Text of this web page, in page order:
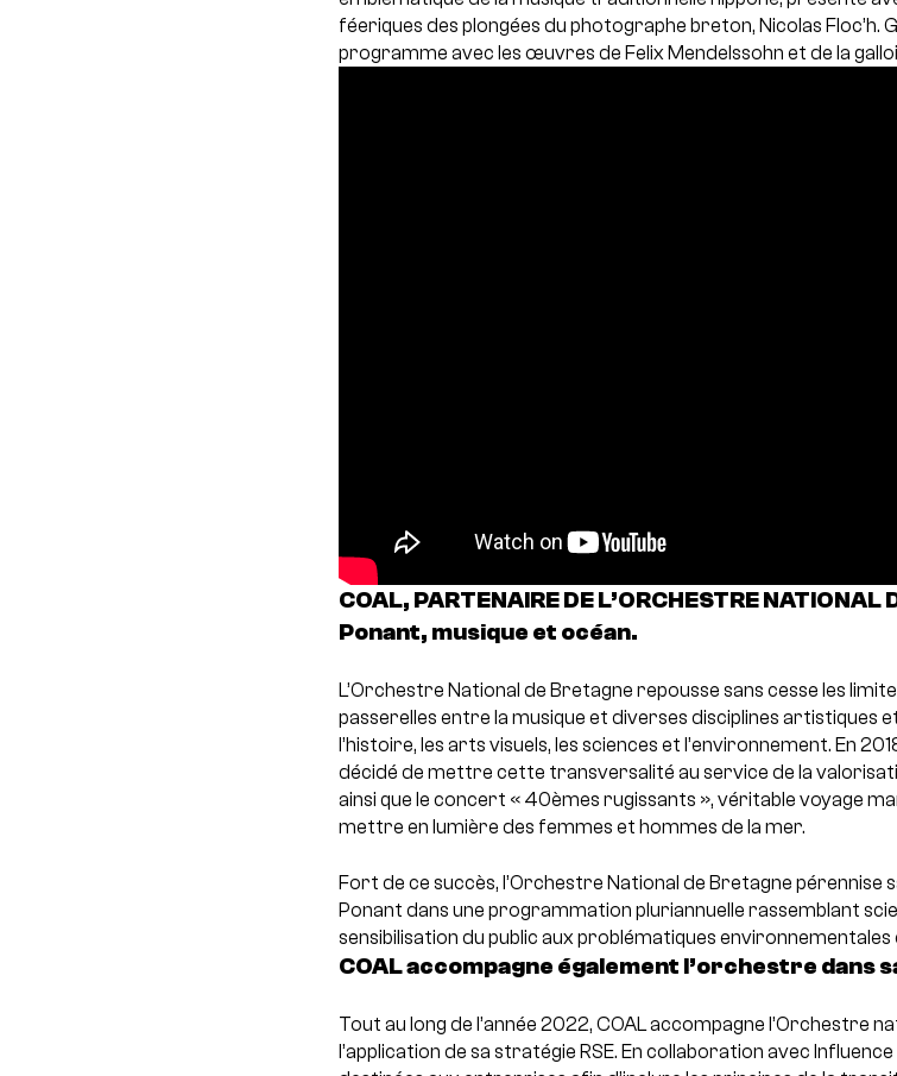
féeriques des plongées du photographe breton, Nicolas Floc’h.
programme avec les œuvres de Felix Mendelssohn et de la
COAL, PARTENAIRE DE L’ORCHESTRE
Ponant, musique et océan.
L’Orchestre National de Bretagne repousse sans cesse les
passerelles entre la musique et diverses disciplines artistiques
l’histoire, les arts visuels, les sciences et l’environnement. En
décidé de mettre cette transversalité au service de la
ainsi que le concert « 40èmes rugissants », véritable voyage
mettre en lumière des femmes et hommes de la mer.
Fort de ce succès, l’Orchestre National de Bretagne pérennise
Ponant dans une programmation pluriannuelle rassemblant
sensibilisation du public aux problématiques
COAL accompagne également l’orchestre dans
Tout au long de l’année 2022, COAL accompagne l’Orchestre
l’application de sa stratégie RSE. En collaboration avec